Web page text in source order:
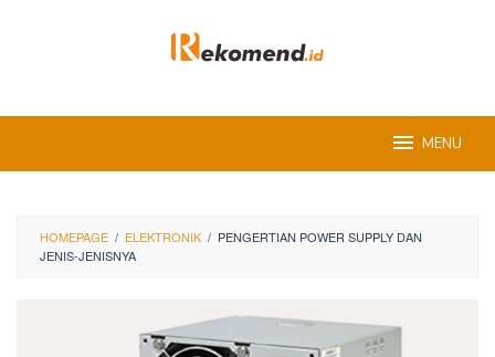
MENU
HOMEPAGE / ELEKTRONIK / PENGERTIAN POWER SUPPLY DAN
JENIS-JENISNYA